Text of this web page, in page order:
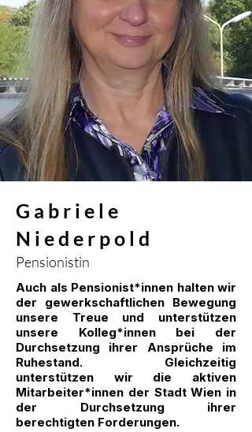
Gabriele
Niederpold
Pensionistin
Auch als Pensionist*innen halten wir
der gewerkschaftlichen Bewegung
unsere Treue und unterstützen
unsere Kolleg*innen bei der
Durchsetzung ihrer Ansprüche im
Ruhestand. Gleichzeitig
unterstützen wir die aktiven
Mitarbeiter*innen der Stadt Wien in
der Durchsetzung ihrer
berechtigten Forderungen.